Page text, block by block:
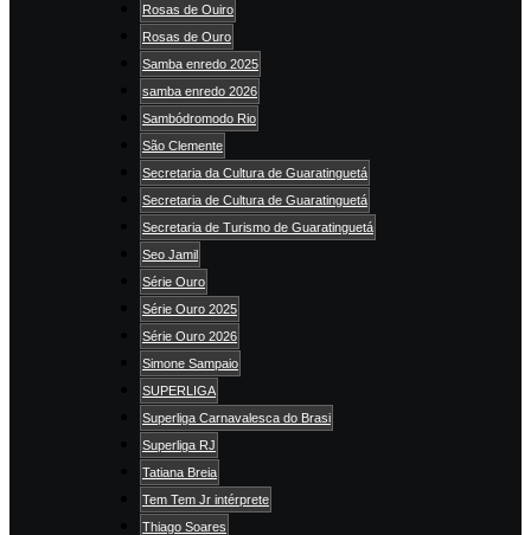
Rosas de Ouiro
Rosas de Ouro
Samba enredo 2025
samba enredo 2026
Sambódromodo Rio
São Clemente
Secretaria da Cultura de Guaratinguetá
Secretaria de Cultura de Guaratinguetá
Secretaria de Turismo de Guaratinguetá
Seo Jamil
Série Ouro
Série Ouro 2025
Série Ouro 2026
Simone Sampaio
SUPERLIGA
Superliga Carnavalesca do Brasi
Superliga RJ
Tatiana Breia
Tem Tem Jr intérprete
Thiago Soares